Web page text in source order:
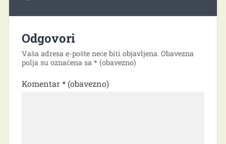
Odgovori
Vaša adresa e-pošte neće biti objavljena. Obavezna
polja su označena sa * (obavezno)
Komentar* (obavezno)